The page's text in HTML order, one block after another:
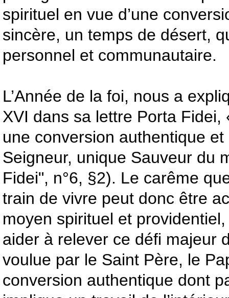
spirituel en vue d’une
sincère, un temps de désert,
personnel et communautaire.
L’Année de la foi, nous a
XVI dans sa lettre Porta Fidei,
une conversion authentique
Seigneur, unique Sauveur du
Fidei", n°6, §2). Le carême
train de vivre peut donc être
moyen spirituel et
aider à relever ce défi majeur
voulue par le Saint Père, le
conversion authentique dont